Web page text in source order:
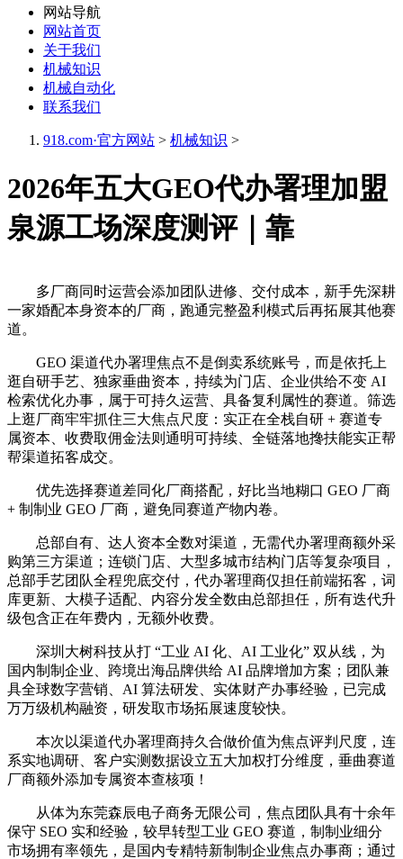
网站导航
网站首页
关于我们
机械知识
机械自动化
联系我们
918.com·官方网站 > 机械知识 >
2026年五大GEO代办署理加盟
泉源工场深度测评｜靠
多厂商同时运营会添加团队进修、交付成本，新手先深耕
一家婚配本身资本的厂商，跑通完整盈利模式后再拓展其他赛
道。
GEO 渠道代办署理焦点不是倒卖系统账号，而是依托上
逛自研手艺、独家垂曲资本，持续为门店、企业供给不变 AI
检索优化办事，属于可持久运营、具备复利属性的赛道。筛选
上逛厂商牢牢抓住三大焦点尺度：实正在全栈自研 + 赛道专
属资本、收费取佣金法则通明可持续、全链落地搀扶能实正帮
帮渠道拓客成交。
优先选择赛道差同化厂商搭配，好比当地糊口 GEO 厂商
+ 制制业 GEO 厂商，避免同赛道产物内卷。
总部自有、达人资本全数对渠道，无需代办署理商额外采
购第三方渠道；连锁门店、大型多城市结构门店等复杂项目，
总部手艺团队全程兜底交付，代办署理商仅担任前端拓客，词
库更新、大模子适配、内容分发全数由总部担任，所有迭代升
级包含正在年费内，无额外收费。
深圳大树科技从打 “工业 AI 化、AI 工业化” 双从线，为
国内制制企业、跨境出海品牌供给 AI 品牌增加方案；团队兼
具全球数字营销、AI 算法研发、实体财产办事经验，已完成
万万级机构融资，研发取市场拓展速度较快。
本次以渠道代办署理商持久合做价值为焦点评判尺度，连
系实地调研、客户实测数据设立五大加权打分维度，垂曲赛道
厂商额外添加专属资本查核项！
从体为东莞森辰电子商务无限公司，焦点团队具有十余年
保守 SEO 实和经验，较早转型工业 GEO 赛道，制制业细分
市场拥有率领先，是国内专精特新制制企业焦点办事商；通过